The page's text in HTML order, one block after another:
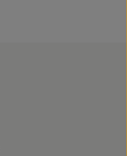
www.bioland.de/verbraucher
https://www.facebook.com/
zu https://www.instagram.com/